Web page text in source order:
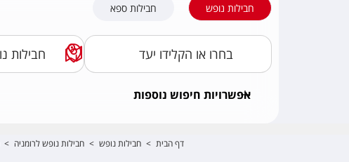
חבילות נופש חבילות ספא
אפשרויות חיפוש נוספות
דף הבית > חבילות נופש > חבילות נופש לרומניה >